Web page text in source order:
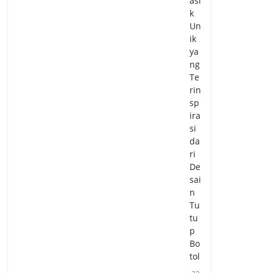
k
Un
ik
ya
ng
Te
rin
sp
ira
si
da
ri
De
sai
n
Tu
tu
p
Bo
tol